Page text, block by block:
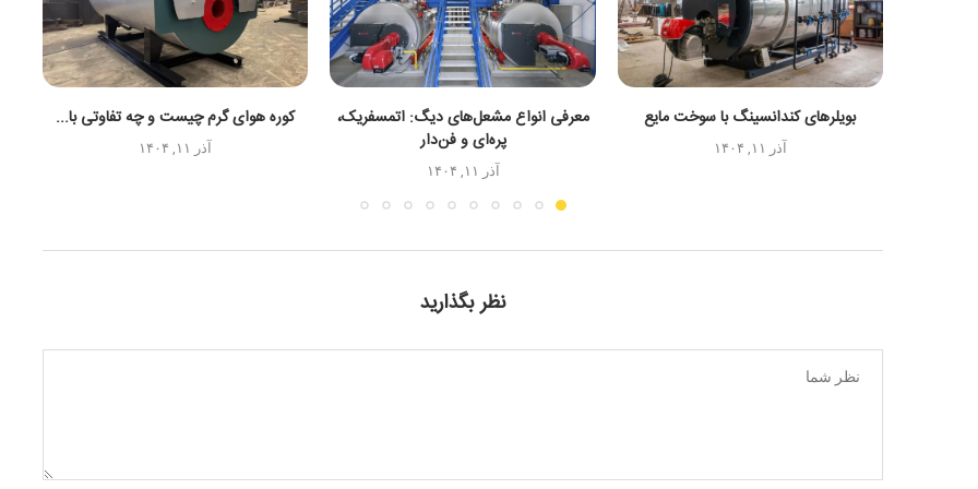
بویلرهای کندانسینگ با سوخت مایع
آذر ۱۱, ۱۴۰۴
معرفی انواع مشعل‌های دیگ: اتمسفریک،
پره‌ای و فن‌دار
آذر ۱۱, ۱۴۰۴
کوره هوای گرم چیست و چه تفاوتی با...
آذر ۱۱, ۱۴۰۴
نظر بگذارید